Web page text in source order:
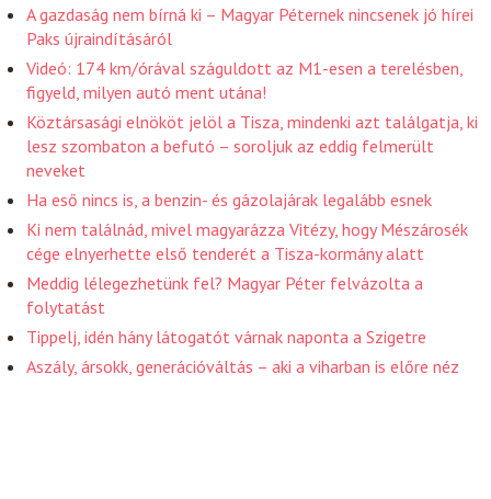
A gazdaság nem bírná ki – Magyar Péternek nincsenek jó hírei
Paks újraindításáról
Videó: 174 km/órával száguldott az M1-esen a terelésben,
figyeld, milyen autó ment utána!
Köztársasági elnököt jelöl a Tisza, mindenki azt találgatja, ki
lesz szombaton a befutó – soroljuk az eddig felmerült
neveket
Ha eső nincs is, a benzin- és gázolajárak legalább esnek
Ki nem találnád, mivel magyarázza Vitézy, hogy Mészárosék
cége elnyerhette első tenderét a Tisza-kormány alatt
Meddig lélegezhetünk fel? Magyar Péter felvázolta a
folytatást
Tippelj, idén hány látogatót várnak naponta a Szigetre
Aszály, ársokk, generációváltás – aki a viharban is előre néz